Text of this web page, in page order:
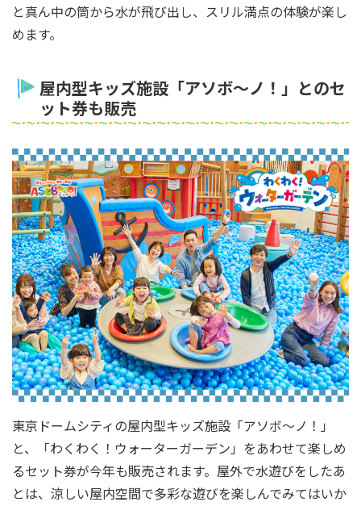
と真ん中の筒から水が飛び出し、スリル満点の体験が楽し
めます。
屋内型キッズ施設「アソボ～ノ！」とのセ
ット券も販売
東京ドームシティの屋内型キッズ施設「アソボ～ノ！」
と、「わくわく！ウォーターガーデン」をあわせて楽しめ
るセット券が今年も販売されます。屋外で水遊びをしたあ
とは、涼しい屋内空間で多彩な遊びを楽しんでみてはいか